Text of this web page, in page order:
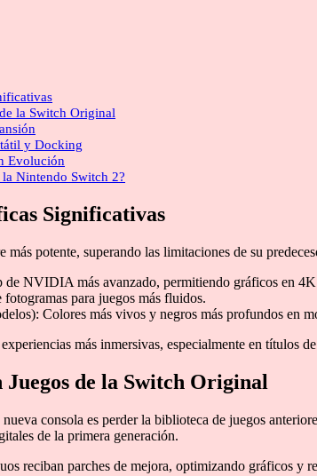
la Switch Original
y Docking
Evolución
Nintendo Switch 2?
Significativas
potente, superando las limitaciones de su
de NVIDIA más avanzado, permitiendo gráficos en
para juegos más fluidos.
Colores más vivos y negros más profundos en
más inmersivas, especialmente en títulos
de la Switch Original
consola es perder la biblioteca de juegos
de la primera generación.
reciban parches de mejora, optimizando gráficos y